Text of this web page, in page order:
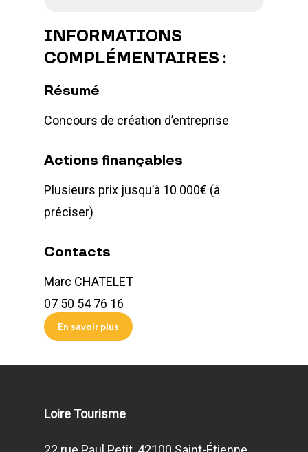
INFORMATIONS
COMPLÉMENTAIRES :
Résumé
Concours de création d’entreprise
Actions finançables
Plusieurs prix jusqu’à 10 000€ (à
préciser)
Contacts
Marc CHATELET
07 50 54 76 16
En savoir plus
Loire Tourisme